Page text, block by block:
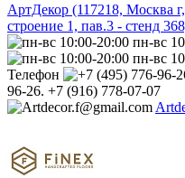
АртДекор (117218, Москва
строение 1, пав.3 - стенд
пн-вс
пн-вс
Телефон
96-26. +7 (916) 778-07-07